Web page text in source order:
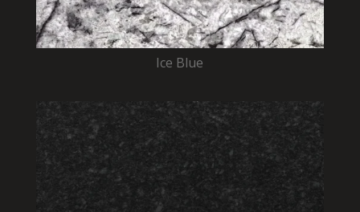
Ice Blue